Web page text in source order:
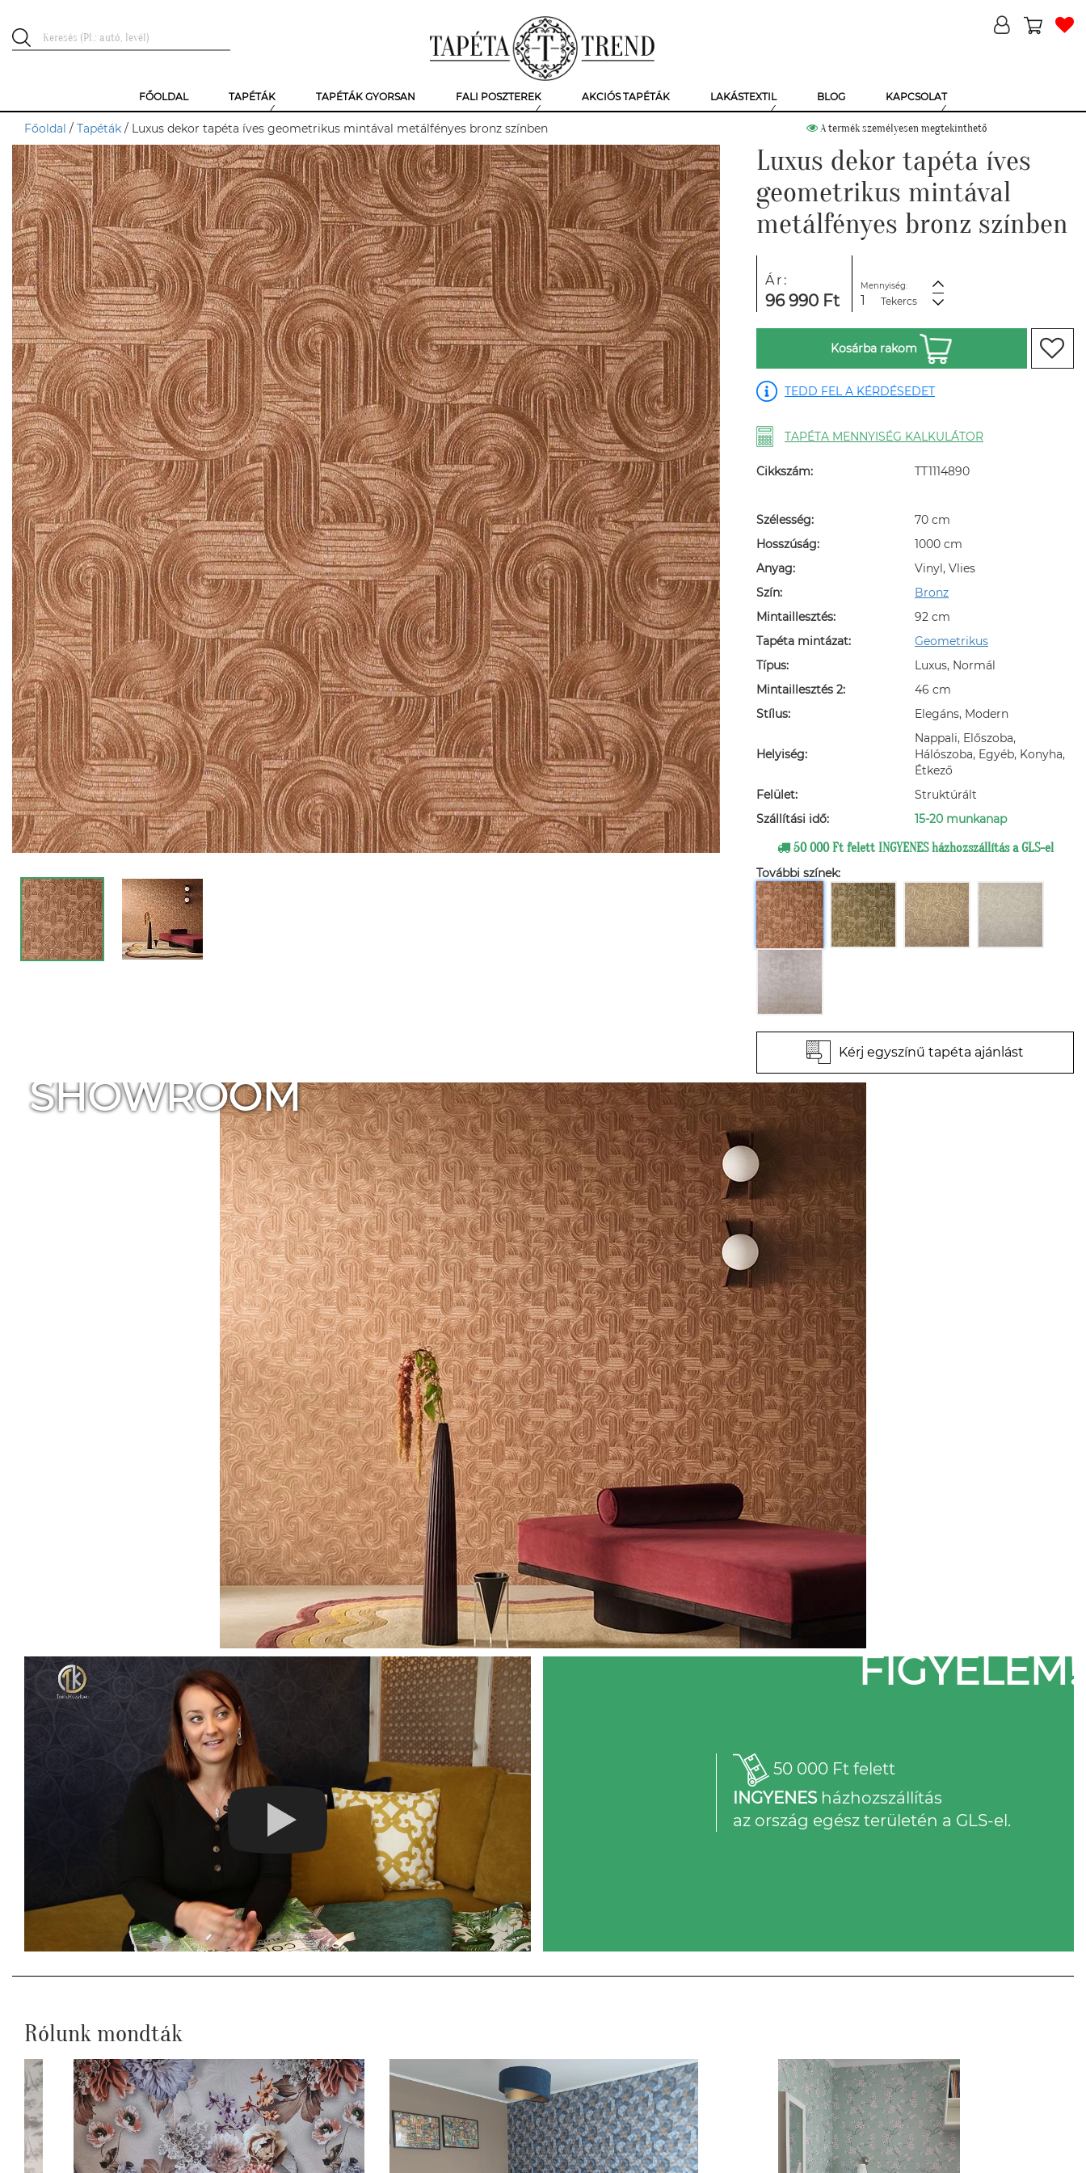
FŐOLDAL TAPÉTÁK TAPÉTÁK GYORSAN FALI POSZTEREK AKCIÓS TAPÉTÁK LAKÁSTEXTIL BLOG KAPCSOLAT
Főoldal / Tapéták / Luxus dekor tapéta íves geometrikus mintával metálfényes bronz színben A termék személyesen megtekinthető
Luxus dekor tapéta íves
geometrikus mintával
metálfényes bronz színben
Ár:
96 990 Ft
Mennyiség:
Tekercs
Kosárba rakom
TEDD FEL A KÉRDÉSEDET
TAPÉTA MENNYISÉG KALKULÁTOR
Cikkszám: TT1114890
Szélesség:
70 cm
Hosszúság:
1000 cm
Anyag:
Vinyl, Vlies
Szín:
Bronz
Mintaillesztés:
92 cm
Tapéta mintázat:
Geometrikus
Típus:
Luxus, Normál
Mintaillesztés 2:
46 cm
Stílus:
Elegáns, Modern
Helyiség:
Nappali, Előszoba,
Hálószoba, Egyéb, Konyha,
Étkező
Felület:
Struktúrált
Szállítási idő:
15-20 munkanap
50 000 Ft felett INGYENES házhozszállítás a GLS-el
További színek:
Kérj egyszínű tapéta ajánlást
SHOWROOM
FIGYELEM!
50 000 Ft felett
INGYENESházhozszállítás
az ország egész területén a GLS-el.
Rólunk mondták